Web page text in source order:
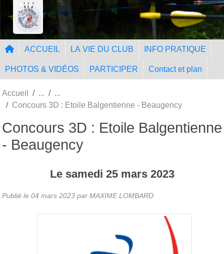
Tir à l'Arc Nangissien
ACCUEIL LA VIE DU CLUB INFO PRATIQUE
PHOTOS & VIDÉOS PARTICIPER Contact et plan
Accueil
Concours 3D : Etoile Balgentienne - Beaugency
Concours 3D : Etoile Balgentienne
- Beaugency
Le samedi 25 mars 2023
Publié le 04 mars 2023 par MAXIME LOMBARD
Panneau de gestion des cookies